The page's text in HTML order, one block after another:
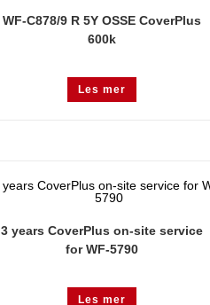
WF-C878/9 R 5Y OSSE CoverPlus
600k
Les mer
3 years CoverPlus on-site service
for WF-5790
Les mer